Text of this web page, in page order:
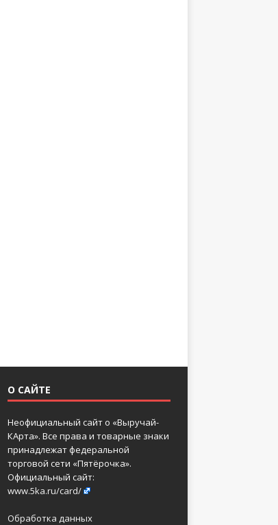
О САЙТЕ
Неофициальный сайт о «Выручай-
КАрта». Все права и товарные знаки
принадлежат федеральной
торговой сети «Пятёрочка».
Официальный сайт:
www.5ka.ru/card/
Обработка данных